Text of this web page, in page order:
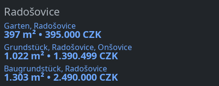
Radošovice
Garten, Radošovice
397 m² • 395.000 CZK
Grundstück, Radošovice, Onšovice
1.022 m² • 1.390.499 CZK
Baugrundstück, Radošovice
1.303 m² • 2.490.000 CZK